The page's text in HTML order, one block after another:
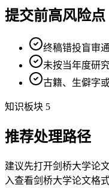
提交前高风险点
终稿错投盲审
未按当年度研
古籍、生僻字
知识板块 5
推荐处理路径
建议先打开剑桥大学论
入查看剑桥大学论文格